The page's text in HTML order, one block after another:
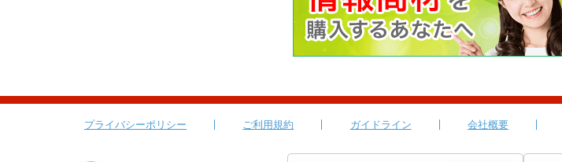
プライバシーポリシー ご利用規約 ガイドライン 会社概要